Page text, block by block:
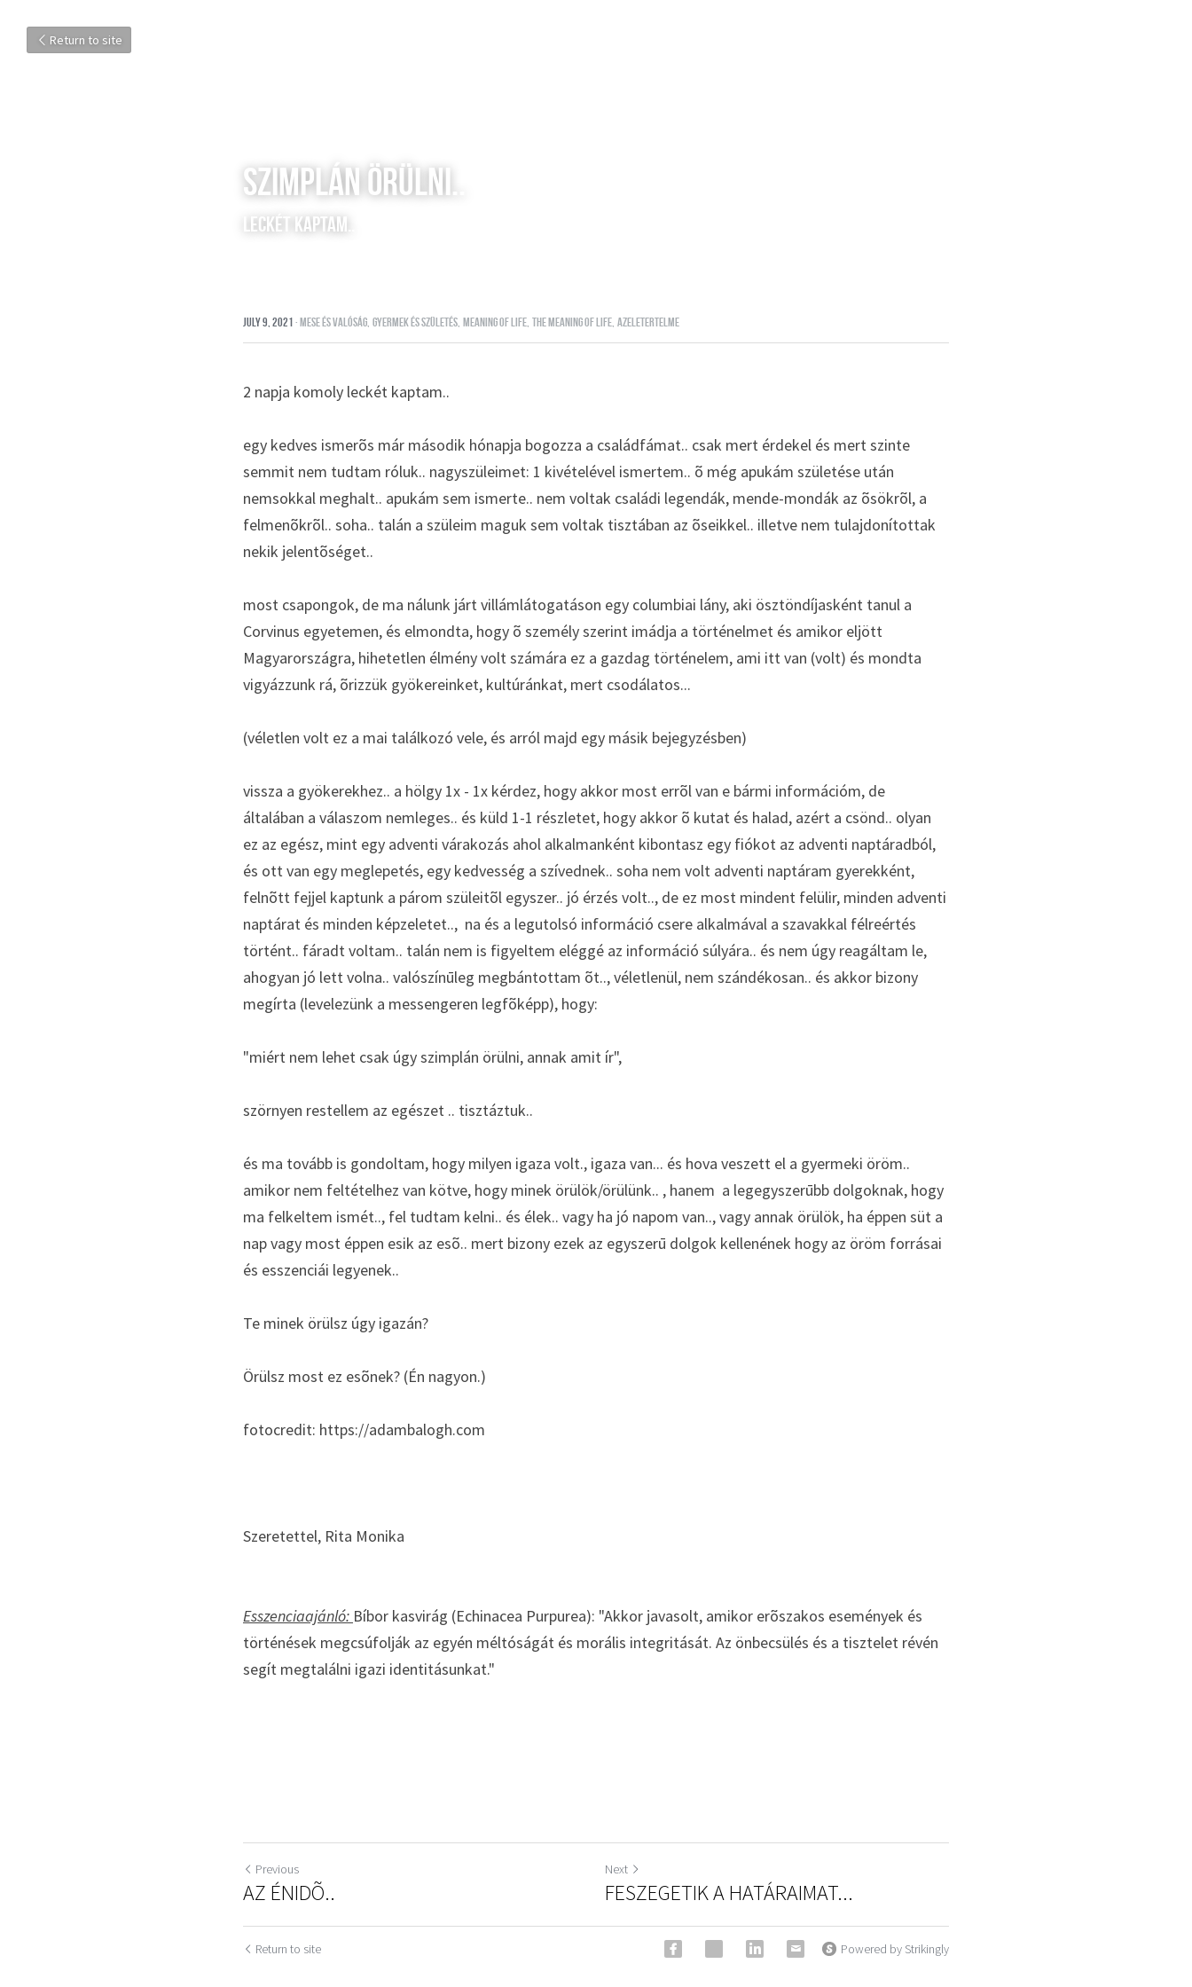
Return to site
szimplán örülni..
leckét kaptam..
July 9, 2021·mese és valóság, gyermek és születés, meaning of life, the meaning of life, azeletertelme
2 napja komoly leckét kaptam..
egy kedves ismerõs már második hónapja bogozza a családfámat.. csak mert érdekel és mert szinte
semmit nem tudtam róluk.. nagyszüleimet: 1 kivételével ismertem.. õ még apukám születése után
nemsokkal meghalt.. apukám sem ismerte.. nem voltak családi legendák, mende-mondák az õsökrõl, a
felmenõkrõl.. soha.. talán a szüleim maguk sem voltak tisztában az õseikkel.. illetve nem tulajdonítottak
nekik jelentõséget..
most csapongok, de ma nálunk járt villámlátogatáson egy columbiai lány, aki ösztöndíjasként tanul a
Corvinus egyetemen, és elmondta, hogy õ személy szerint imádja a történelmet és amikor eljött
Magyarországra, hihetetlen élmény volt számára ez a gazdag történelem, ami itt van (volt) és mondta
vigyázzunk rá, õrizzük gyökereinket, kultúránkat, mert csodálatos...
(véletlen volt ez a mai találkozó vele, és arról majd egy másik bejegyzésben)
vissza a gyökerekhez.. a hölgy 1x - 1x kérdez, hogy akkor most errõl van e bármi információm, de
általában a válaszom nemleges.. és küld 1-1 részletet, hogy akkor õ kutat és halad, azért a csönd.. olyan
ez az egész, mint egy adventi várakozás ahol alkalmanként kibontasz egy fiókot az adventi naptáradból,
és ott van egy meglepetés, egy kedvesség a szívednek.. soha nem volt adventi naptáram gyerekként,
felnõtt fejjel kaptunk a párom szüleitõl egyszer.. jó érzés volt.., de ez most mindent felülir, minden adventi
naptárat és minden képzeletet..,  na és a legutolsó információ csere alkalmával a szavakkal félreértés
történt.. fáradt voltam.. talán nem is figyeltem eléggé az információ súlyára.. és nem úgy reagáltam le,
ahogyan jó lett volna.. valószínūleg megbántottam õt.., véletlenül, nem szándékosan.. és akkor bizony
megírta (levelezünk a messengeren legfõképp), hogy:
"miért nem lehet csak úgy szimplán örülni, annak amit ír",
szörnyen restellem az egészet .. tisztáztuk..
és ma tovább is gondoltam, hogy milyen igaza volt., igaza van... és hova veszett el a gyermeki öröm..
amikor nem feltételhez van kötve, hogy minek örülök/örülünk.. , hanem  a legegyszerūbb dolgoknak, hogy
ma felkeltem ismét.., fel tudtam kelni.. és élek.. vagy ha jó napom van.., vagy annak örülök, ha éppen süt a
nap vagy most éppen esik az esõ.. mert bizony ezek az egyszerū dolgok kellenének hogy az öröm forrásai
és esszenciái legyenek..
Te minek örülsz úgy igazán?
Örülsz most ez esõnek? (Én nagyon.)
fotocredit: https://adambalogh.com
Szeretettel, Rita Monika
Esszenciaajánló: Bíbor kasvirág (Echinacea Purpurea): "Akkor javasolt, amikor erõszakos események és
történések megcsúfolják az egyén méltóságát és morális integritását. Az önbecsülés és a tisztelet révén
segít megtalálni igazi identitásunkat."
Previous
AZ ÉNIDÕ..
Next
FESZEGETIK A HATÁRAIMAT...
Return to site Powered by Strikingly